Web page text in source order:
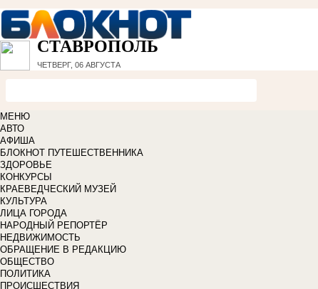
СТАВРОПОЛЬ
ЧЕТВЕРГ, 06 АВГУСТА
МЕНЮ
АВТО
АФИША
БЛОКНОТ ПУТЕШЕСТВЕННИКА
ЗДОРОВЬЕ
КОНКУРСЫ
КРАЕВЕДЧЕСКИЙ МУЗЕЙ
КУЛЬТУРА
ЛИЦА ГОРОДА
НАРОДНЫЙ РЕПОРТЁР
НЕДВИЖИМОСТЬ
ОБРАЩЕНИЕ В РЕДАКЦИЮ
ОБЩЕСТВО
ПОЛИТИКА
ПРОИСШЕСТВИЯ